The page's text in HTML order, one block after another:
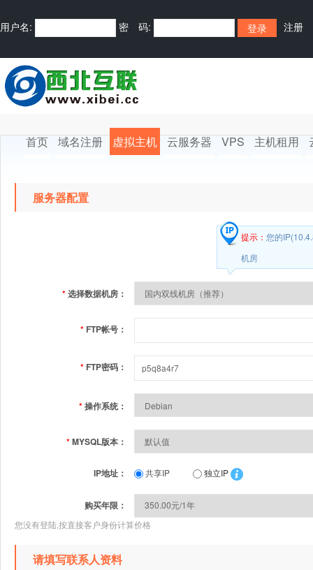
用户名: 密 码: 注册
首页 域名注册 虚拟主机 云服务器 VPS 主机租用
服务器配置
提示： 您的
机房
*选择数据机房：
* FTP帐号：
* FTP密码：
*操作系统：
*MYSQL版本：
IP地址： 共享IP 独立IP
购买年限：
您没有登陆,按直接客户身份计算价格
请填写联系人资料